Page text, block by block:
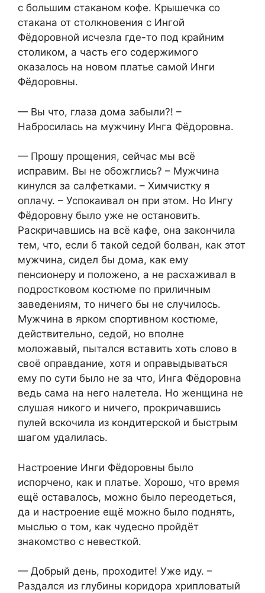
с большим стаканом кофе. Крышечка со
стакана от столкновения с Ингой
Фёдоровной исчезла где-то под крайним
столиком, а часть его содержимого
оказалось на новом платье самой Инги
Фёдоровны.
— Вы что, глаза дома забыли?! –
Набросилась на мужчину Инга Фёдоровна.
— Прошу прощения, сейчас мы всё
исправим. Вы не обожглись? – Мужчина
кинулся за салфетками. – Химчистку я
оплачу. – Успокаивал он при этом. Но Ингу
Фёдоровну было уже не остановить.
Раскричавшись на всё кафе, она закончила
тем, что, если б такой седой болван, как этот
мужчина, сидел бы дома, как ему
пенсионеру и положено, а не расхаживал в
подростковом костюме по приличным
заведениям, то ничего бы не случилось.
Мужчина в ярком спортивном костюме,
действительно, седой, но вполне
моложавый, пытался вставить хоть слово в
своё оправдание, хотя и оправыдываться
ему по сути было не за что, Инга Фёдоровна
ведь сама на него налетела. Но женщина не
слушая никого и ничего, прокричавшись
пулей вскочила из кондитерской и быстрым
шагом удалилась.
Настроение Инги Фёдоровны было
испорчено, как и платье. Хорошо, что время
ещё оставалось, можно было переодеться,
да и настроение ещё можно было поднять,
мыслью о том, как чудесно пройдёт
знакомство с невесткой.
— Добрый день, проходите! Уже иду. –
Раздался из глубины коридора хрипловатый